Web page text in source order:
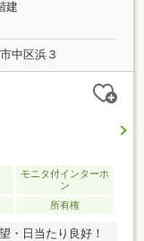
建
中区浜３
モニタ付インターホ
ン
所有権
・日当たり良好！